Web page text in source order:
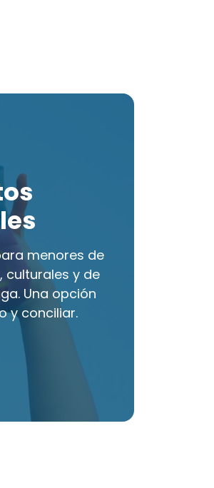
menores de
culturales y de
Una opción
y conciliar.